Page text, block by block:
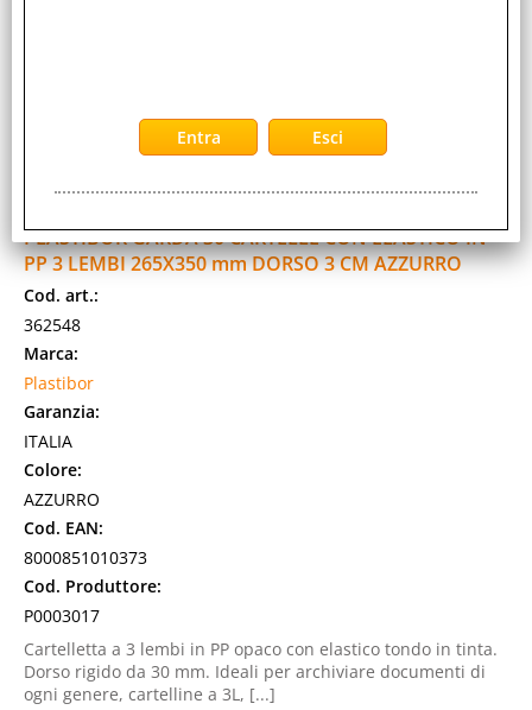
PLASTIBOR GARDA 30 CARTELLE CON ELASTICO IN
PP 3 LEMBI 265X350 mm DORSO 3 CM AZZURRO
Cod. art.:
362548
Marca:
Plastibor
Garanzia:
ITALIA
Colore:
AZZURRO
Cod. EAN:
8000851010373
Cod. Produttore:
P0003017
Cartelletta a 3 lembi in PP opaco con elastico tondo in tinta.
Dorso rigido da 30 mm. Ideali per archiviare documenti di
ogni genere, cartelline a 3L, [...]